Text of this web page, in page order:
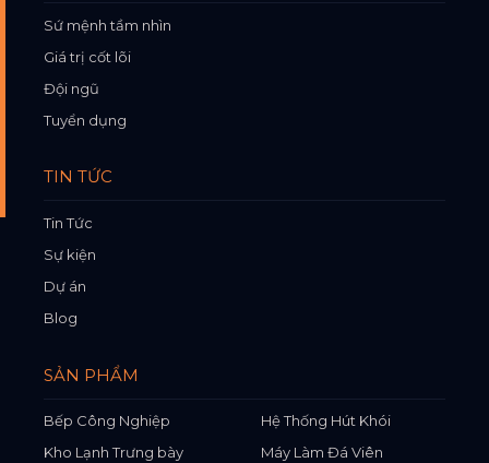
Sứ mệnh tầm nhìn
Giá trị cốt lõi
Đội ngũ
Tuyển dụng
TIN TỨC
Tin Tức
Sự kiện
Dự án
Blog
SẢN PHẨM
Bếp Công Nghiệp
Hệ Thống Hút Khói
Kho Lạnh Trưng bày
Máy Làm Đá Viên